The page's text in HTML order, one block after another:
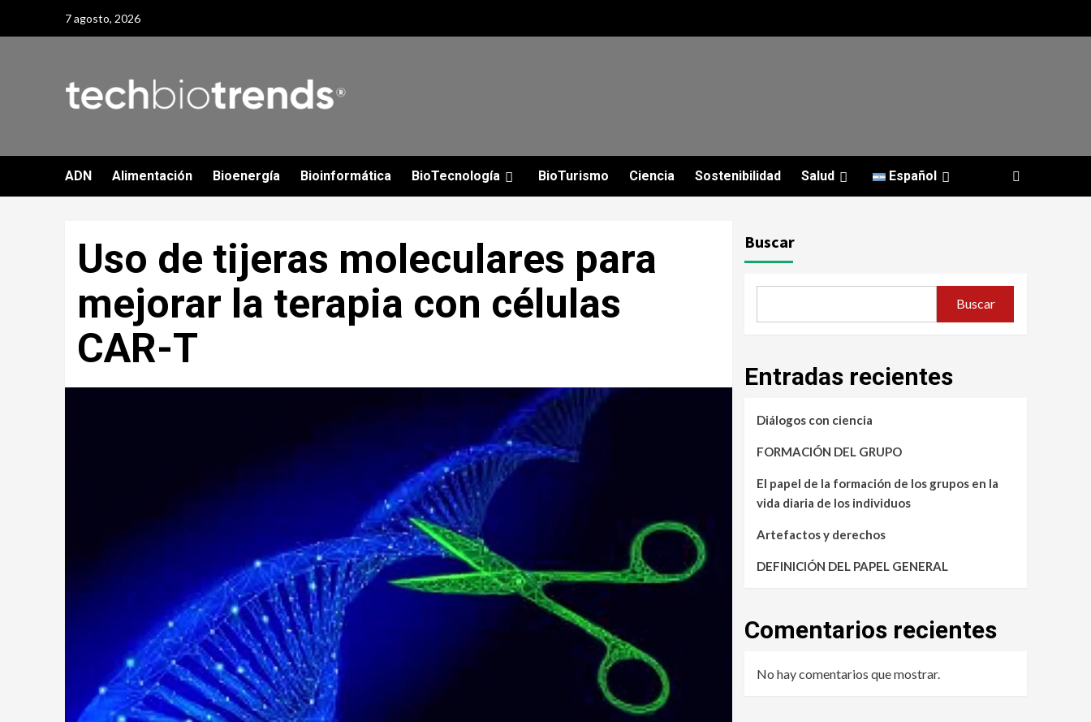
7 agosto, 2026
ADN Alimentación Bioenergía Bioinformática BioTecnología BioTurismo Ciencia Sostenibilidad Salud Español
Uso de tijeras moleculares para
mejorar la terapia con células
CAR-T
Buscar
Buscar
Entradas recientes
Diálogos con ciencia
FORMACIÓN DEL GRUPO
El papel de la formación de los grupos en la
vida diaria de los individuos
Artefactos y derechos
DEFINICIÓN DEL PAPEL GENERAL
Comentarios recientes
No hay comentarios que mostrar.